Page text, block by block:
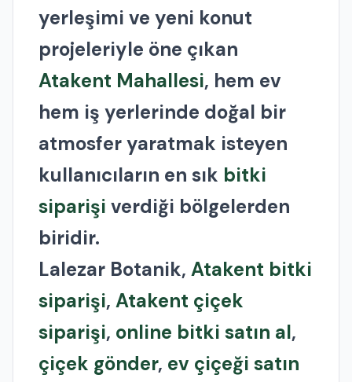
yerleşimi ve yeni konut
projeleriyle öne çıkan
Atakent Mahallesi, hem ev
hem iş yerlerinde doğal bir
atmosfer yaratmak isteyen
kullanıcıların en sık bitki
siparişi verdiği bölgelerden
biridir.
Lalezar Botanik, Atakent bitki
siparişi, Atakent çiçek
siparişi, online bitki satın al,
çiçek gönder, ev çiçeği satın